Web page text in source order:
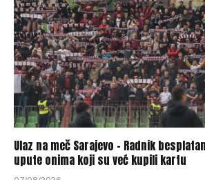
Ulaz na meč Sarajevo – Radnik
upute onima koji su već kupili kartu